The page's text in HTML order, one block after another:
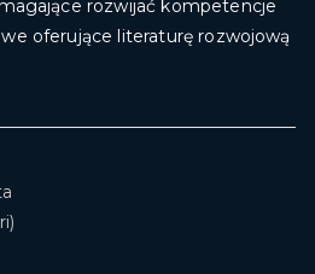
rozwijać kompetencje
oferujące literaturę rozwojową